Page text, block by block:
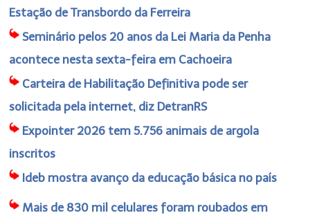
Estação de Transbordo da Ferreira
Seminário pelos 20 anos da Lei Maria da Penha
acontece nesta sexta-feira em Cachoeira
Carteira de Habilitação Definitiva pode ser
solicitada pela internet, diz DetranRS
Expointer 2026 tem 5.756 animais de argola
inscritos
Ideb mostra avanço da educação básica no país
Mais de 830 mil celulares foram roubados em